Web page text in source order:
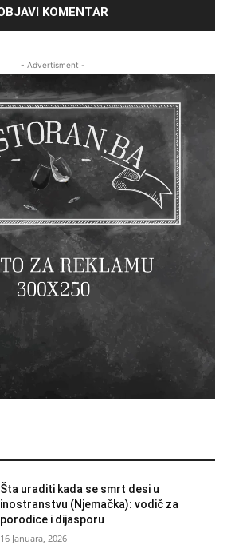
- Advertisment -
Šta uraditi kada se smrt desi u
inostranstvu (Njemačka): vodič za
porodice i dijasporu
16 Januara, 2026